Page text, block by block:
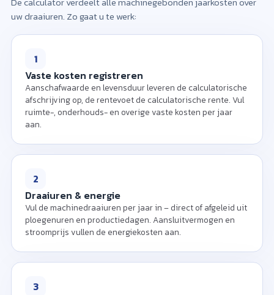
Vul aanschafwaarde, levensduur en draaiuren
per jaar in om het machine-uurtarief te
berekenen.
uw draaiuren. Zo gaat u te werk:
1
Vaste kosten registreren
Aanschafwaarde en levensduur leveren de calculatorische
afschrijving op, de rentevoet de calculatorische rente. Vul
ruimte-, onderhouds- en overige vaste kosten per jaar
aan.
2
Draaiuren & energie
Vul de machinedraaiuren per jaar in – direct of afgeleid uit
ploegenuren en productiedagen. Aansluitvermogen en
stroomprijs vullen de energiekosten aan.
3